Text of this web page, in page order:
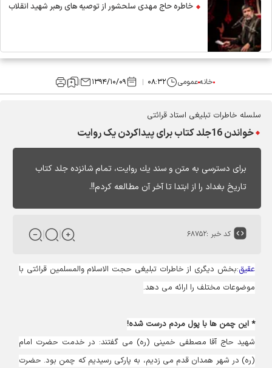
خاطره حاج مهدی سلحشور از توصیه های رهبر شهید انقلاب
خانهعمومی ۰۸:۳۲ ۱۳۹۴/۱۰/۰۹
سلسله خاطرات تبلیغی استاد قرائتی
خواندن 16جلد کتاب برای پیداکردن یک روایت
براى دسترسى به متن و سند يك روايت، تمام شانزده جلد كتاب
تاريخ بغداد را از ابتدا تا آخر آن مطالعه كردم!!.
کد خبر :۶۸۷۵۲
عقیق:بخش دیگری از خاطرات تبلیغی حجت الاسلام والمسلمین قرائتی با
موضوعات مختلف را ارائه می دهد.
* این چمن ها با پول مردم درست شده!
شهيد حاج آقا مصطفى خمينى (ره) مى‏ گفتند: در خدمت حضرت امام
(ره) در شهر همدان قدم مى ‏زديم، به پاركى رسيديم كه چمن بود. حضرت